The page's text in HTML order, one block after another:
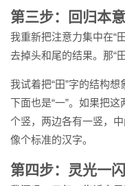
第三步：回归本
我重新把注意力集中在“
去掉头和尾的结果。那“
我试着把“田”字的结构
下面也是“一”。如果把
个竖，两边各有一竖，
像个标准的汉字。
第四步：灵光一